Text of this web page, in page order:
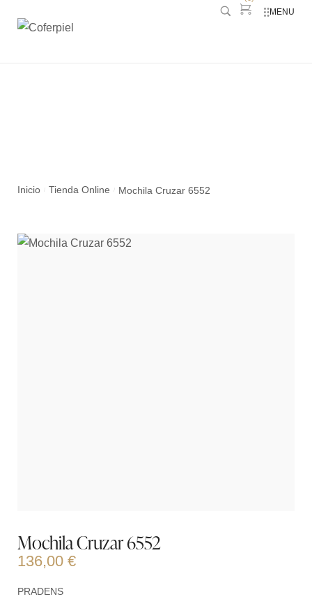
MENU
Inicio Tienda Online Mochila Cruzar 6552
Mochila Cruzar 6552
136,00 €
PRADENS